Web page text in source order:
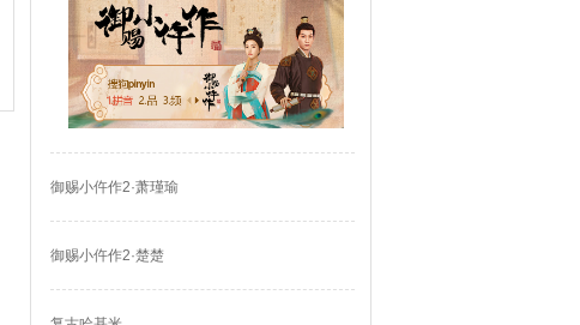
御赐小仵作2·萧瑾瑜
御赐小仵作2·楚楚